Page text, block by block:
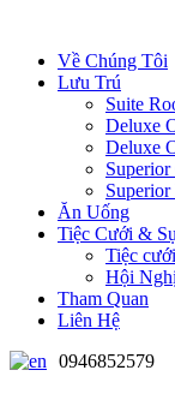
Về Chúng Tôi
Lưu Trú
Suite
Deluxe
Deluxe
Ăn Uống
Tiệc Cưới &
Tiệc cưới
Hội
Tham Quan
Liên Hệ
0946852579